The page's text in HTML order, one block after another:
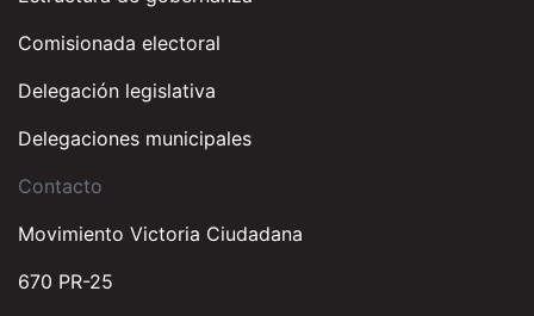
Comisionada electoral
Delegación legislativa
Delegaciones municipales
Contacto
Movimiento Victoria Ciudadana
670 PR-25